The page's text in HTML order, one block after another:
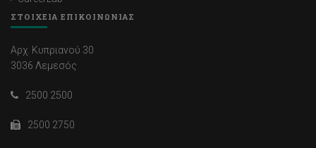
ΣΤΟΙΧΕΙΑ ΕΠΙΚΟΙΝΩΝΙΑΣ
Αρχ. Κυπριανού 30
3036 Λεμεσός
2500 2500
2500 2750